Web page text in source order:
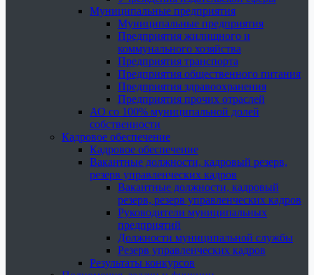
Муниципальные предприятия
Муниципальные предприятия
Предприятия жилищного и
коммунального хозяйства
Предприятия транспорта
Предприятия общественного питания
Предприятия здравоохранения
Предприятия прочих отраслей
АО со 100% муниципальной долей
собственности
Кадровое обеспечение
Кадровое обеспечение
Вакантные должности, кадровый резерв,
резерв управленческих кадров
Вакантные должности, кадровый
резерв, резерв управленческих кадров
Руководители муниципальных
предприятий
Должности муниципальной службы
Резерв управленческих кадров
Результаты конкурсов